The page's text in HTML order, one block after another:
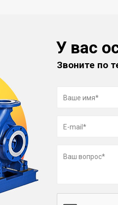
У вас
Звоните по